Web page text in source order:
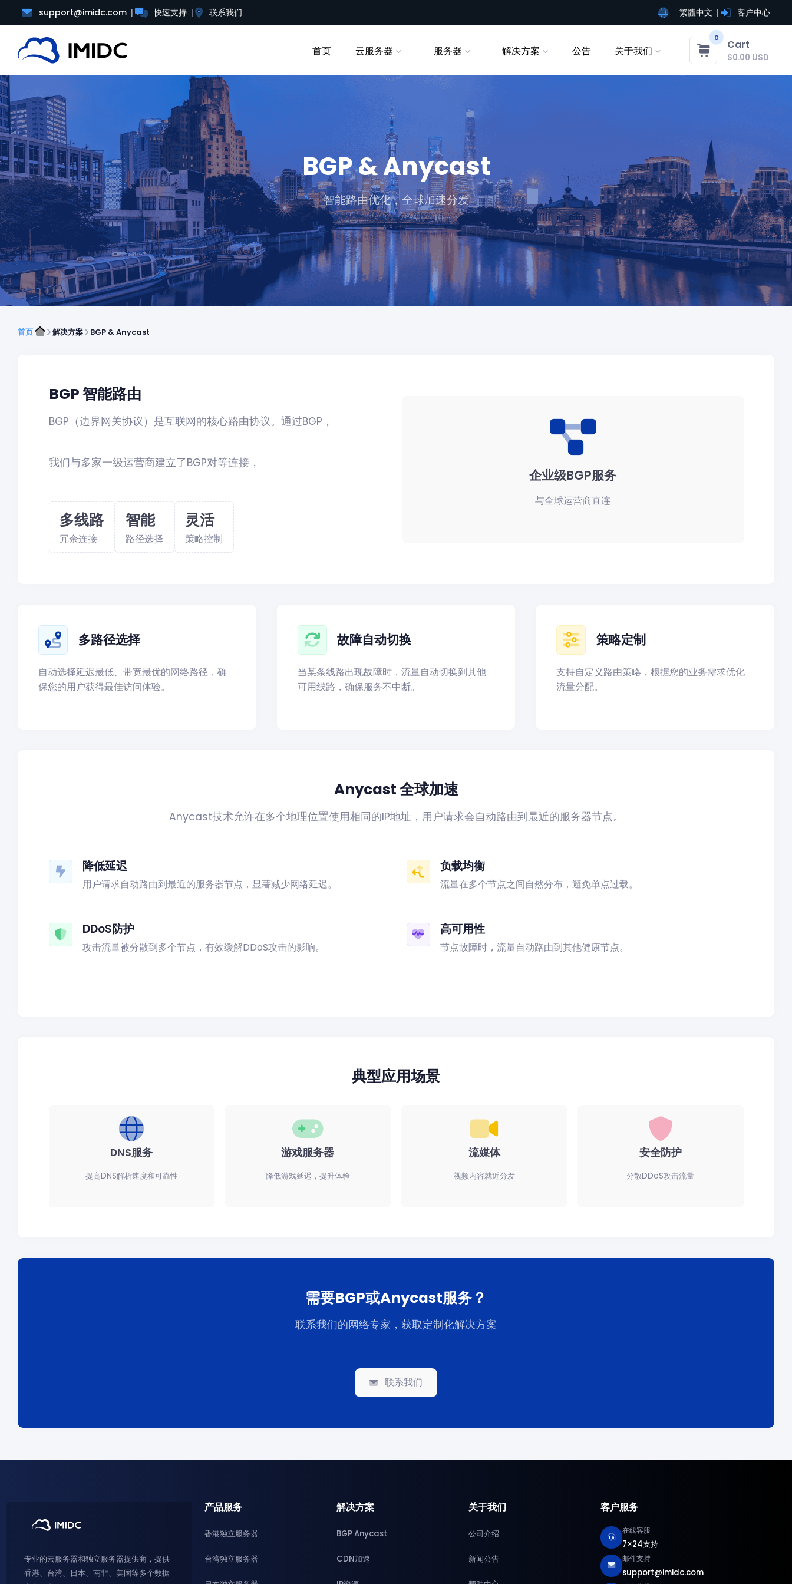
support@imidc.com 快速支持 联系我们 繁體中文 客户中心
首页 云服务器 服务器 解决方案 公告 关于我们
0
Cart
$0.00 USD
BGP & Anycast
智能路由优化，全球加速分发
首页 解决方案 BGP & Anycast
BGP 智能路由
BGP（边界网关协议）是互联网的核心路由协议。通过BGP，
我们与多家一级运营商建立了BGP对等连接，
多线路
冗余连接
智能
路径选择
灵活
策略控制
企业级BGP服务
与全球运营商直连
多路径选择
自动选择延迟最低、带宽最优的网络路径，确
保您的用户获得最佳访问体验。
故障自动切换
当某条线路出现故障时，流量自动切换到其他
可用线路，确保服务不中断。
策略定制
支持自定义路由策略，根据您的业务需求优化
流量分配。
Anycast 全球加速
Anycast技术允许在多个地理位置使用相同的IP地址，用户请求会自动路由到最近的服务器节点。
降低延迟
用户请求自动路由到最近的服务器节点，显著减少网络延迟。
DDoS防护
攻击流量被分散到多个节点，有效缓解DDoS攻击的影响。
负载均衡
流量在多个节点之间自然分布，避免单点过载。
高可用性
节点故障时，流量自动路由到其他健康节点。
典型应用场景
DNS服务
提高DNS解析速度和可靠性
游戏服务器
降低游戏延迟，提升体验
流媒体
视频内容就近分发
安全防护
分散DDoS攻击流量
需要BGP或Anycast服务？
联系我们的网络专家，获取定制化解决方案
联系我们
专业的云服务器和独立服务器提供商，提供
香港、台湾、日本、南非、美国等多个数据
产品服务
香港独立服务器
台湾独立服务器
解决方案
BGP Anycast
CDN加速
关于我们
公司介绍
新闻公告
客户服务
在线客服
7×24支持
邮件支持
support@imidc.com